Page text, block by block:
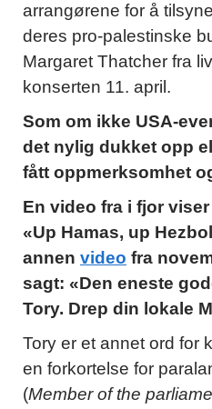
arrangørene for å
deres pro-palestinske
Margaret Thatcher fra
konserten 11. april.
Som om ikke USA-
det nylig dukket opp
fått oppmerksomhet
En video fra i fjor
«Up Hamas, up
annen video fra
sagt: «Den eneste
Tory. Drep din lokale
Tory er et annet ord for
en forkortelse for
(Member of the